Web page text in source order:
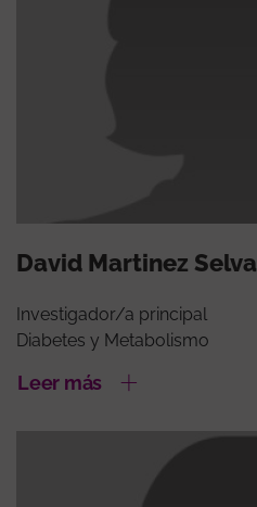
David Martinez Selva
Investigador/a principal
Diabetes y Metabolismo
Leer más